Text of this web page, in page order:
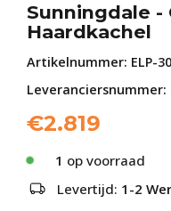
Sunningdale -
Haardkachel
Artikelnummer: ELP-
Leveranciersnummer:
€2.819
1 op voorraad
Levertijd: 1-2